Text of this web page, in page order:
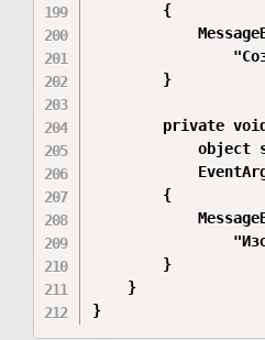
        {
        }
private
object
        {
        }
    }
}